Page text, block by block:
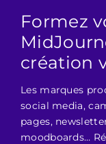
Formez
création
Les marques
social media,
pages,
moodboards…